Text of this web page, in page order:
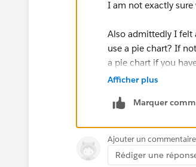
I am not exactly sure
Also admittedly I felt
use a pie chart? If
a pie chart if you
Cait Sojka
Afficher plus
Marquer
Ajouter un commentaire
Rédiger une